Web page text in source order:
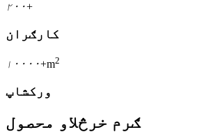
۲۰۰+
کارګران
۱۰۰۰۰+m2
ورکشاپ
ګرم خرڅلاو محصول